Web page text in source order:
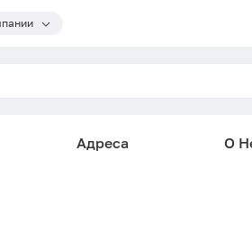
Адреса О